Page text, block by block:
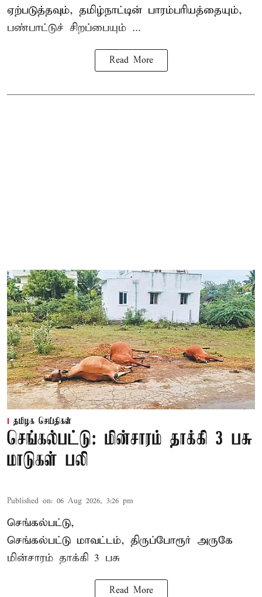
ஏற்படுத்தவும், தமிழ்நாட்டின் பாரம்பரியத்தையும்,
பண்பாட்டுச் சிறப்பையும் ...
Read More
தமிழக செய்திகள்
செங்கல்பட்டு: மின்சாரம் தாக்கி 3 பசு
மாடுகள் பலி
Published on: 06 Aug 2026, 3:26 pm
செங்கல்பட்டு,
செங்கல்பட்டு மாவட்டம், திருப்போரூர் அருகே
மின்சாரம் தாக்கி 3 பசு
Read More